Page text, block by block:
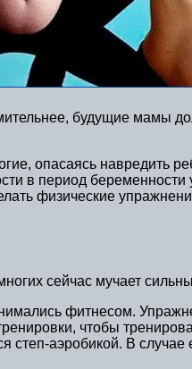
будущие мамы
опасаясь навредить
в период
физические
сейчас мучает
фитнесом.
чтобы
аэробикой. В случае